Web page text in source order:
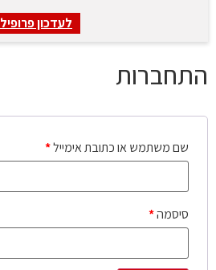
לעדכון פרופיל
התחברות
שם משתמש או כתובת אימייל*
סיסמה*